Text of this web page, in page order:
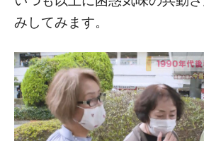
みしてみます。